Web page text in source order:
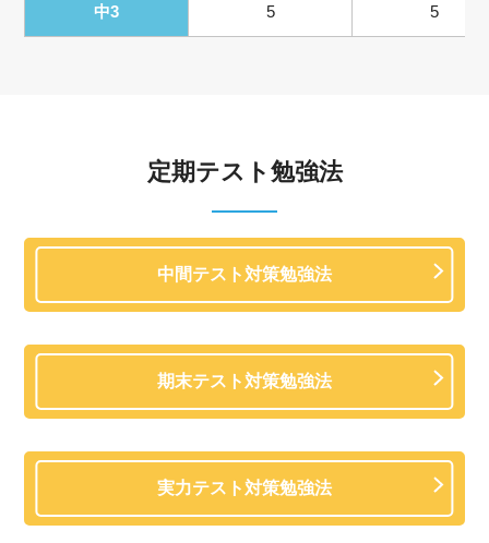
中3 5 5
定期テスト勉強法
中間テスト対策勉強法
期末テスト対策勉強法
実力テスト対策勉強法